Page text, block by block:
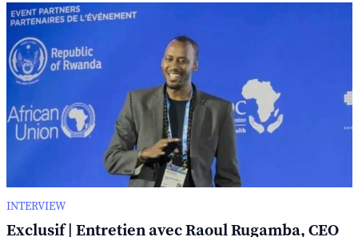
INTERVIEW
Exclusif | Entretien avec Raoul Rugamba, CEO